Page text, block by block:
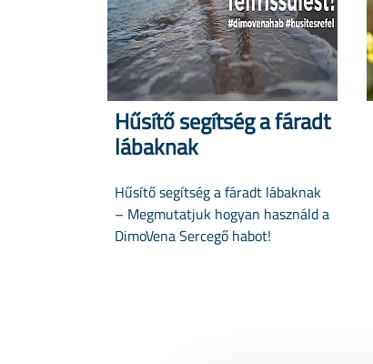
Hűsítő segítség a fáradt
lábaknak
Hűsítő segítség a fáradt lábaknak
– Megmutatjuk hogyan használd a
DimoVena Sercegő habot!